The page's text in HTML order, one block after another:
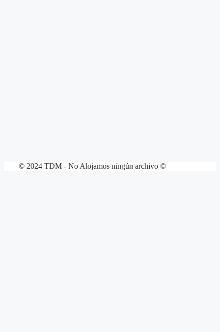
© 2024 TDM - No Alojamos ningún archivo ©